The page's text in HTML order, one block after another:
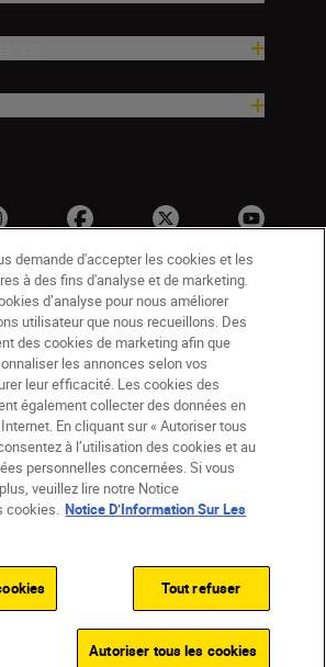
Sites
Avis de confidentialité
Nikon Store
sur les cookies
Accessibilité
cookies
SKIP
demande d'accepter les cookies et les
à des fins d'analyse et de marketing.
d’analyse pour nous améliorer
utilisateur que nous recueillons. Des
des cookies de marketing afin que
les annonces selon vos
leur efficacité. Les cookies des
également collecter des données en
En cliquant sur « Autoriser tous
à l’utilisation des cookies et au
personnelles concernées. Si vous
veuillez lire notre Notice
cookies. Notice D’Information Sur Les
Tout refuser
Autoriser tous les cookies